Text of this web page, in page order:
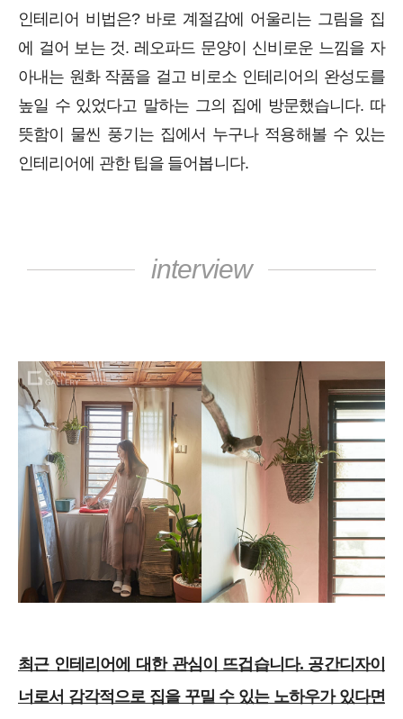
인테리어 비법은? 바로 계절감에 어울리는 그림을 집
에 걸어 보는 것. 레오파드 문양이 신비로운 느낌을 자
아내는 원화 작품을 걸고 비로소 인테리어의 완성도를
높일 수 있었다고 말하는 그의 집에 방문했습니다. 따
뜻함이 물씬 풍기는 집에서 누구나 적용해볼 수 있는
인테리어에 관한 팁을 들어봅니다.
interview
최근 인테리어에 대한 관심이 뜨겁습니다. 공간디자이
너로서 감각적으로 집을 꾸밀 수 있는 노하우가 있다면